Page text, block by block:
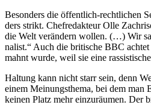
Beson­ders die öffent­lich-recht­li­chen
ders strikt. Chef­re­dak­teur Olle
die Welt ver­än­dern wollen. (…) Wir
na­list.“ Auch die bri­ti­sche BBC
mahnt wurde, weil sie eine
Haltung kann nicht starr sein, denn
einem Mei­nungs­thema, bei dem man
keinen Platz mehr ein­zu­räu­men. Der